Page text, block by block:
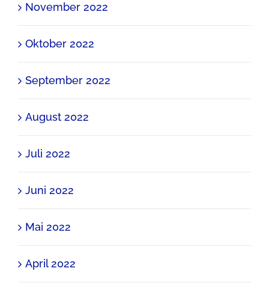
November 2022
Oktober 2022
September 2022
August 2022
Juli 2022
Juni 2022
Mai 2022
April 2022